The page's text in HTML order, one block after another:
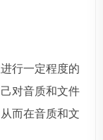
行一定程度的
对音质和文件
而在音质和文